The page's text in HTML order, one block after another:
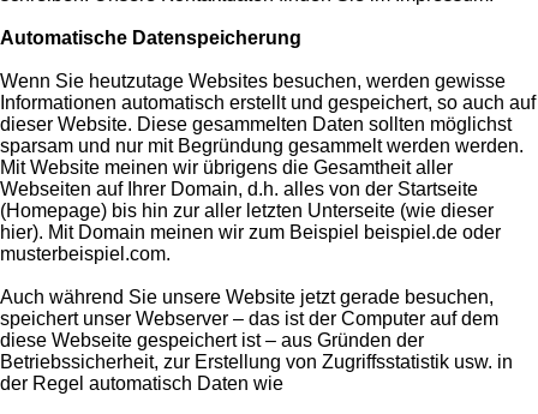
Automatische Datenspeicherung
Wenn Sie heutzutage Websites besuchen, werden gewisse
Informationen automatisch erstellt und gespeichert, so auch auf
dieser Website. Diese gesammelten Daten sollten möglichst
sparsam und nur mit Begründung gesammelt werden werden.
Mit Website meinen wir übrigens die Gesamtheit aller
Webseiten auf Ihrer Domain, d.h. alles von der Startseite
(Homepage) bis hin zur aller letzten Unterseite (wie dieser
hier). Mit Domain meinen wir zum Beispiel beispiel.de oder
musterbeispiel.com.
Auch während Sie unsere Website jetzt gerade besuchen,
speichert unser Webserver – das ist der Computer auf dem
diese Webseite gespeichert ist – aus Gründen der
Betriebssicherheit, zur Erstellung von Zugriffsstatistik usw. in
der Regel automatisch Daten wie